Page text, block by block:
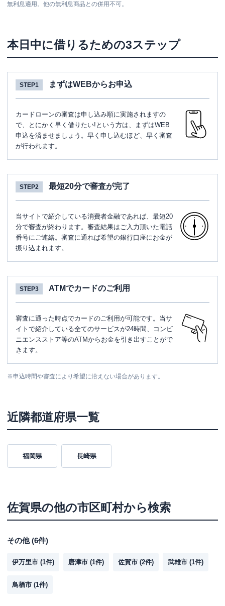
無利息適用。他の無利息商品との併用不可。
本日中に借りるための3ステップ
STEP1 まずはWEBからお申込
カードローンの審査は申し込み順に実施されますの
で、とにかく早く借りたい!という方は、まずはWEB
申込を済ませましょう。早く申し込むほど、早く審査
が行われます。
STEP2 最短20分で審査が完了
当サイトで紹介している消費者金融であれば、最短20
分で審査が終わります。審査結果はご入力頂いた電話
番号にご連絡。審査に通れば希望の銀行口座にお金が
振り込まれます。
STEP3 ATMでカードのご利用
審査に通った時点でカードのご利用が可能です。当サ
イトで紹介している全てのサービスが24時間、コンビ
ニエンスストア等のATMからお金を引き出すことがで
きます。
※申込時間や審査により希望に沿えない場合があります。
近隣都道府県一覧
福岡県 長崎県
佐賀県の他の市区町村から検索
その他(6件)
伊万里市 (1件) 唐津市 (1件) 佐賀市 (2件) 武雄市 (1件)
鳥栖市 (1件)